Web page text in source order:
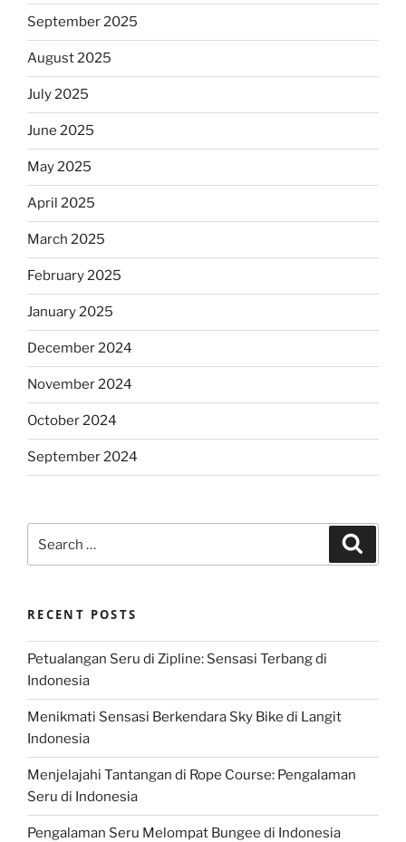
September 2025
August 2025
July 2025
June 2025
May 2025
April 2025
March 2025
February 2025
January 2025
December 2024
November 2024
October 2024
September 2024
for:
RECENT POSTS
Petualangan Seru di Zipline: Sensasi Terbang di
Indonesia
Menikmati Sensasi Berkendara Sky Bike di Langit
Indonesia
Menjelajahi Tantangan di Rope Course: Pengalaman
Seru di Indonesia
Pengalaman Seru Melompat Bungee di Indonesia